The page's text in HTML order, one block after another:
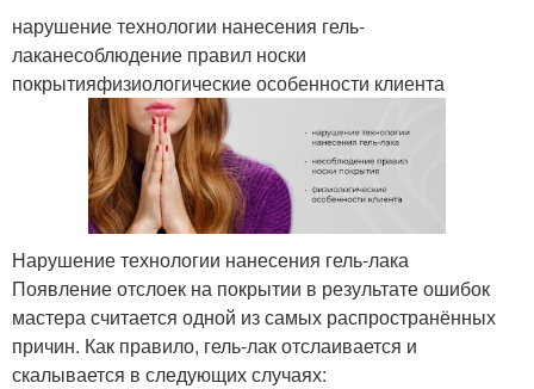
нарушение технологии нанесения гель-
лаканесоблюдение правил носки
покрытияфизиологические особенности клиента
Нарушение технологии нанесения гель-лака
Появление отслоек на покрытии в результате ошибок
мастера считается одной из самых распространённых
причин. Как правило, гель-лак отслаивается и
скалывается в следующих случаях: